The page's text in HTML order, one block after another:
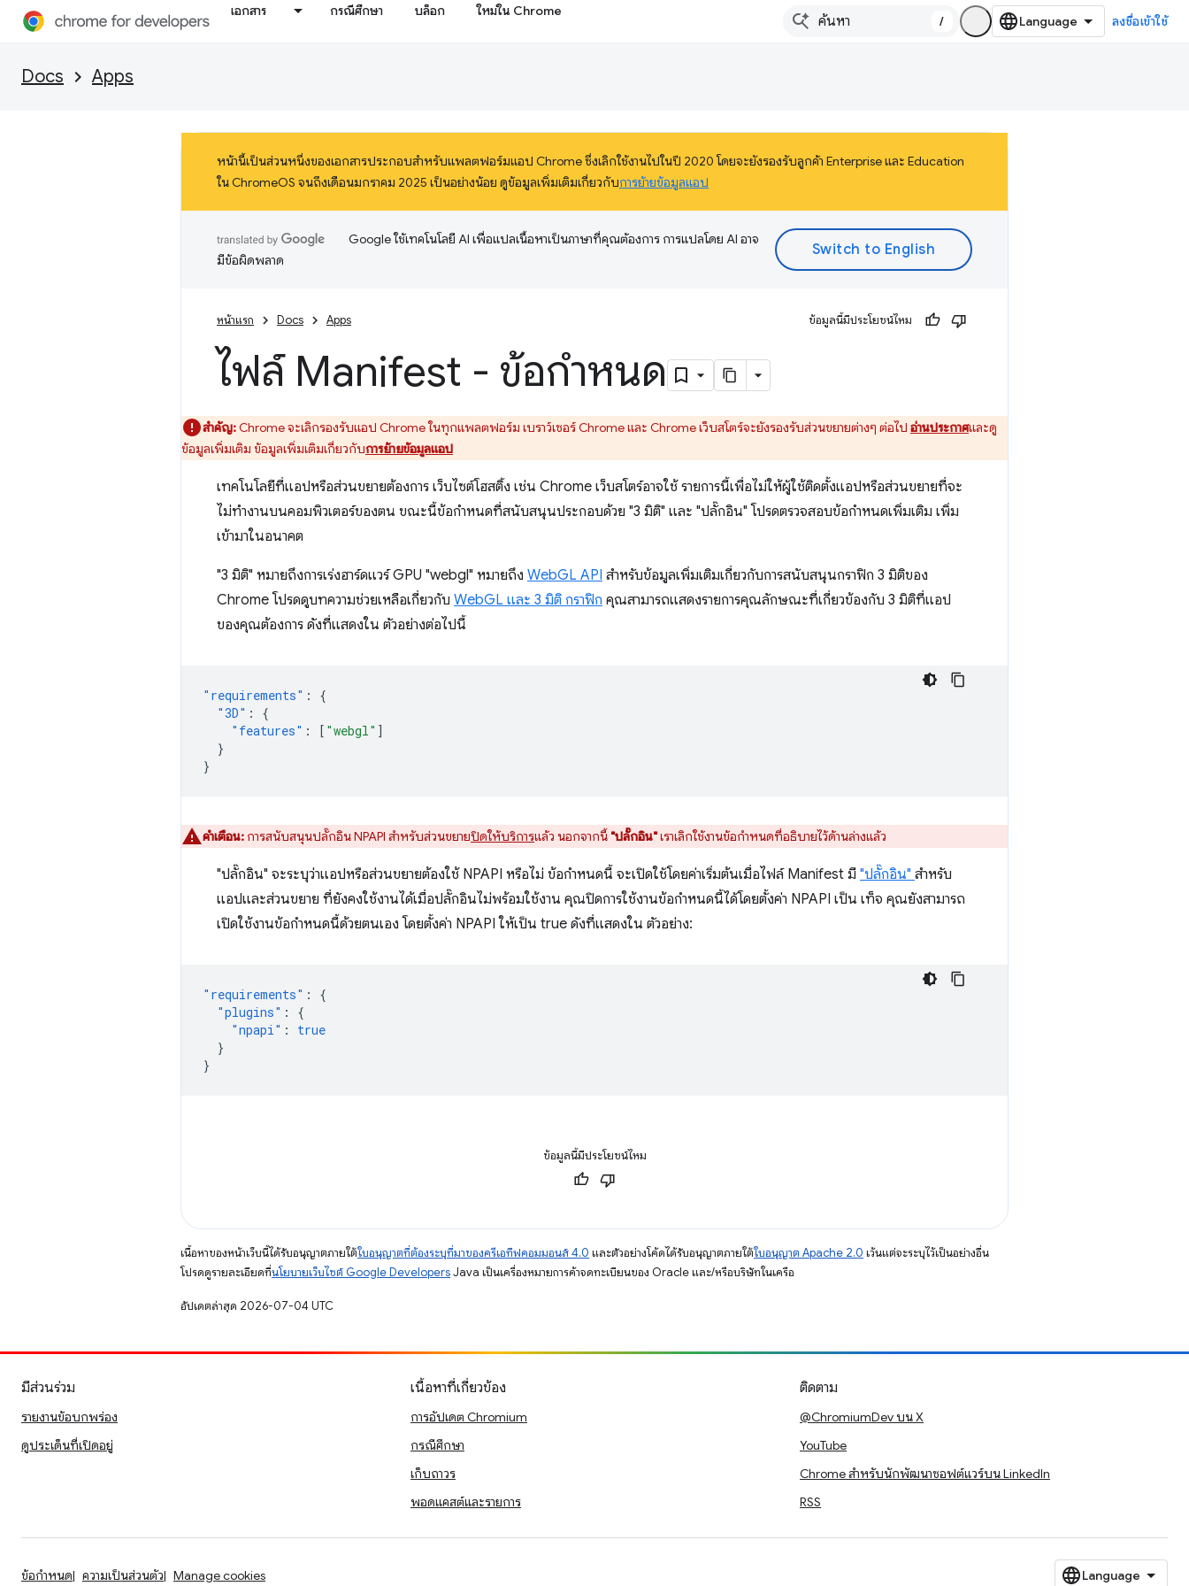
เอกสาร กรณีศึกษา บล็อก ใหม่ใน Chrome
/ ลงชื่อเข้าใช้
Docs Apps
หน้านี้เป็นส่วนหนึ่งของเอกสารประกอบสำหรับแพลตฟอร์มแอป Chrome ซึ่งเลิกใช้งานไปในปี 2020 โดยจะยังรองรับลูกค้า Enterprise และ Education
ใน ChromeOS จนถึงเดือนมกราคม 2025 เป็นอย่างน้อย ดูข้อมูลเพิ่มเติมเกี่ยวกับการย้ายข้อมูลแอป
Google ใช้เทคโนโลยี AI เพื่อแปลเนื้อหาเป็นภาษาที่คุณต้องการ การแปลโดย AI อาจ
มีข้อผิดพลาด
หน้าแรก Docs Apps ข้อมูลนี้มีประโยชน์ไหม
ไฟล์ Manifest - ข้อกำหนด
สำคัญ:Chrome จะเลิกรองรับแอป Chrome ในทุกแพลตฟอร์ม เบราว์เซอร์ Chrome และ Chrome เว็บสโตร์จะยังรองรับส่วนขยายต่างๆ ต่อไป อ่านประกาศและดู
ข้อมูลเพิ่มเติม ข้อมูลเพิ่มเติมเกี่ยวกับการย้ายข้อมูลแอป
เทคโนโลยีที่แอปหรือส่วนขยายต้องการ เว็บไซต์โฮสติ้ง เช่น Chrome เว็บสโตร์อาจใช้ รายการนี้เพื่อไม่ให้ผู้ใช้ติดตั้งแอปหรือส่วนขยายที่จะ
ไม่ทำงานบนคอมพิวเตอร์ของตน ขณะนี้ข้อกำหนดที่สนับสนุนประกอบด้วย "3 มิติ" และ "ปลั๊กอิน" โปรดตรวจสอบข้อกำหนดเพิ่มเติม เพิ่ม
เข้ามาในอนาคต
"3 มิติ" หมายถึงการเร่งฮาร์ดแวร์ GPU "webgl" หมายถึง WebGL API สำหรับข้อมูลเพิ่มเติมเกี่ยวกับการสนับสนุนกราฟิก 3 มิติของ
Chrome โปรดดูบทความช่วยเหลือเกี่ยวกับ WebGL และ 3 มิติ กราฟิก คุณสามารถแสดงรายการคุณลักษณะที่เกี่ยวข้องกับ 3 มิติที่แอป
ของคุณต้องการ ดังที่แสดงใน ตัวอย่างต่อไปนี้
"requirements" :
{
"3D" :
{
"features" : [ "webgl" ]
}
}
คำเตือน: การสนับสนุนปลั๊กอิน NPAPI สำหรับส่วนขยายปิดให้บริการแล้ว นอกจากนี้ "ปลั๊กอิน"เราเลิกใช้งานข้อกำหนดที่อธิบายไว้ด้านล่างแล้ว
"ปลั๊กอิน" จะระบุว่าแอปหรือส่วนขยายต้องใช้ NPAPI หรือไม่ ข้อกำหนดนี้ จะเปิดใช้โดยค่าเริ่มต้นเมื่อไฟล์ Manifest มี "ปลั๊กอิน" สำหรับ
แอปและส่วนขยาย ที่ยังคงใช้งานได้เมื่อปลั๊กอินไม่พร้อมใช้งาน คุณปิดการใช้งานข้อกำหนดนี้ได้โดยตั้งค่า NPAPI เป็น เท็จ คุณยังสามารถ
เปิดใช้งานข้อกำหนดนี้ด้วยตนเอง โดยตั้งค่า NPAPI ให้เป็น true ดังที่แสดงใน ตัวอย่าง:
"requirements" :
{
"plugins" :
{
"npapi" :
true
}
}
ข้อมูลนี้มีประโยชน์ไหม
เนื้อหาของหน้าเว็บนี้ได้รับอนุญาตภายใต้ใบอนุญาตที่ต้องระบุที่มาของครีเอทีฟคอมมอนส์ 4.0 และตัวอย่างโค้ดได้รับอนุญาตภายใต้ใบอนุญาต Apache 2.0 เว้นแต่จะระบุไว้เป็นอย่างอื่น
โปรดดูรายละเอียดที่นโยบายเว็บไซต์ Google DevelopersJava เป็นเครื่องหมายการค้าจดทะเบียนของ Oracle และ/หรือบริษัทในเครือ
อัปเดตล่าสุด 2026-07-04 UTC
มีส่วนร่วม
รายงานข้อบกพร่อง
ดูประเด็นที่เปิดอยู่
เนื้อหาที่เกี่ยวข้อง
การอัปเดต Chromium
กรณีศึกษา
เก็บถาวร
พอดแคสต์และรายการ
ติดตาม
@ChromiumDev บน X
YouTube
Chrome สำหรับนักพัฒนาซอฟต์แวร์บน LinkedIn
RSS
ข้อกำหนด ความเป็นส่วนตัว Manage cookies